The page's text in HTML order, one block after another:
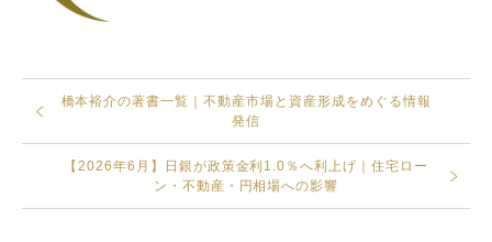
橋本裕介の著書一覧｜不動産市場と資産形成をめぐる情報
発信
【2026年6月】日銀が政策金利1.0％へ利上げ｜住宅ロー
ン・不動産・円相場への影響